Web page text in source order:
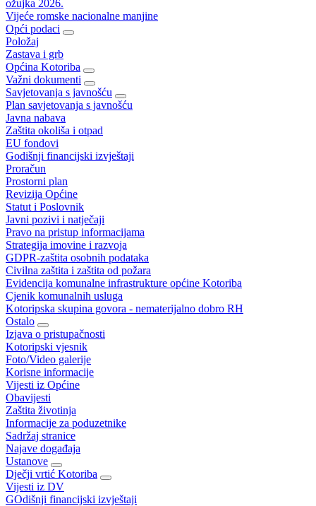
ožujka 2026.
Vijeće romske nacionalne manjine
Opći podaci
Položaj
Zastava i grb
Općina Kotoriba
Važni dokumenti
Savjetovanja s javnošću
Plan savjetovanja s javnošću
Javna nabava
Zaštita okoliša i otpad
EU fondovi
Godišnji financijski izvještaji
Proračun
Prostorni plan
Revizija Općine
Statut i Poslovnik
Javni pozivi i natječaji
Pravo na pristup informacijama
Strategija imovine i razvoja
GDPR-zaštita osobnih podataka
Civilna zaštita i zaštita od požara
Evidencija komunalne infrastrukture općine Kotoriba
Cjenik komunalnih usluga
Kotoripska skupina govora - nematerijalno dobro RH
Ostalo
Izjava o pristupačnosti
Kotoripski vjesnik
Foto/Video galerije
Korisne informacije
Vijesti iz Općine
Obavijesti
Zaštita životinja
Informacije za poduzetnike
Sadržaj stranice
Najave događaja
Ustanove
Dječji vrtić Kotoriba
Vijesti iz DV
GOdišnji financijski izvještaji